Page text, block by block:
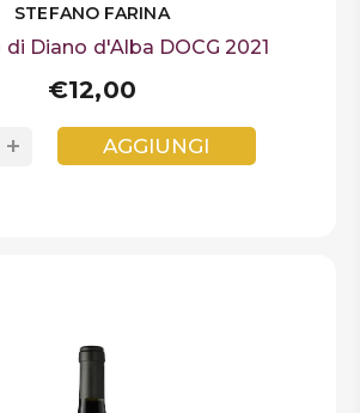
STEFANO FARINA
Diano d'Alba DOCG 2021
€12,00
+ AGGIUNGI